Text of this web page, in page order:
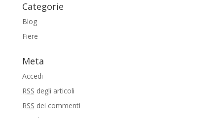
Categorie
Blog
Fiere
Meta
Accedi
RSS degli articoli
RSS dei commenti